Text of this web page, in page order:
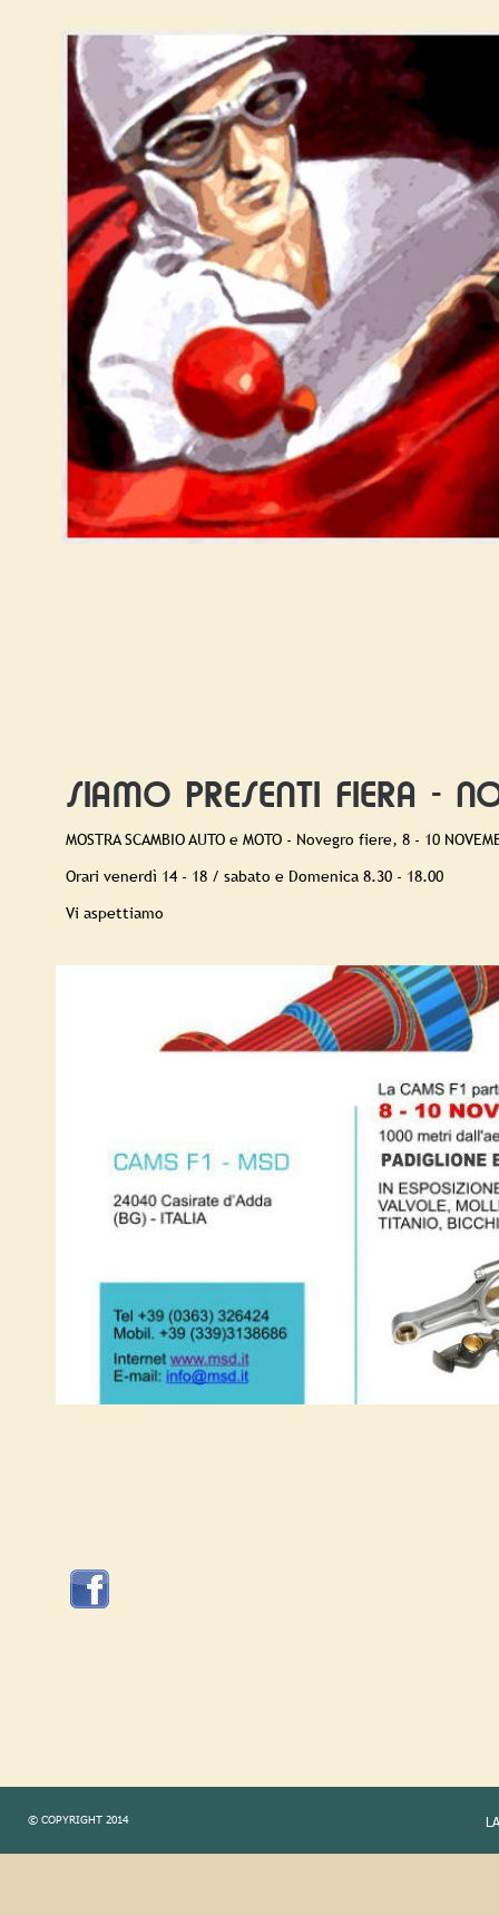
© COPYRIGHT 2014
SIAMO PRESENTI FIERA -
MOSTRA SCAMBIO AUTO e MOTO - Novegro fiere, 8 - 10
Orari venerdì 14 - 18 / sabato e Domenica 8.30 - 18.00
Vi aspettiamo